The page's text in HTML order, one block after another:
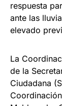
respuesta
ante las
elevado
La
de la
Ciudadana